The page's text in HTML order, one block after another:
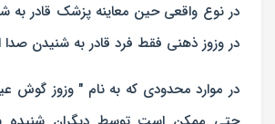
در نوع واقعی حین معاینه پزشک قادر
در وزوز ذهنی فقط فرد قادر به شنیدن
در موارد محدودی که به نام " وزوز گوش